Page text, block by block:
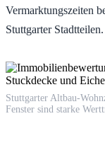
Vermarktungszeiten
Stuttgarter Stadtteilen.
Stuttgarter Altbau-
Fenster sind starke